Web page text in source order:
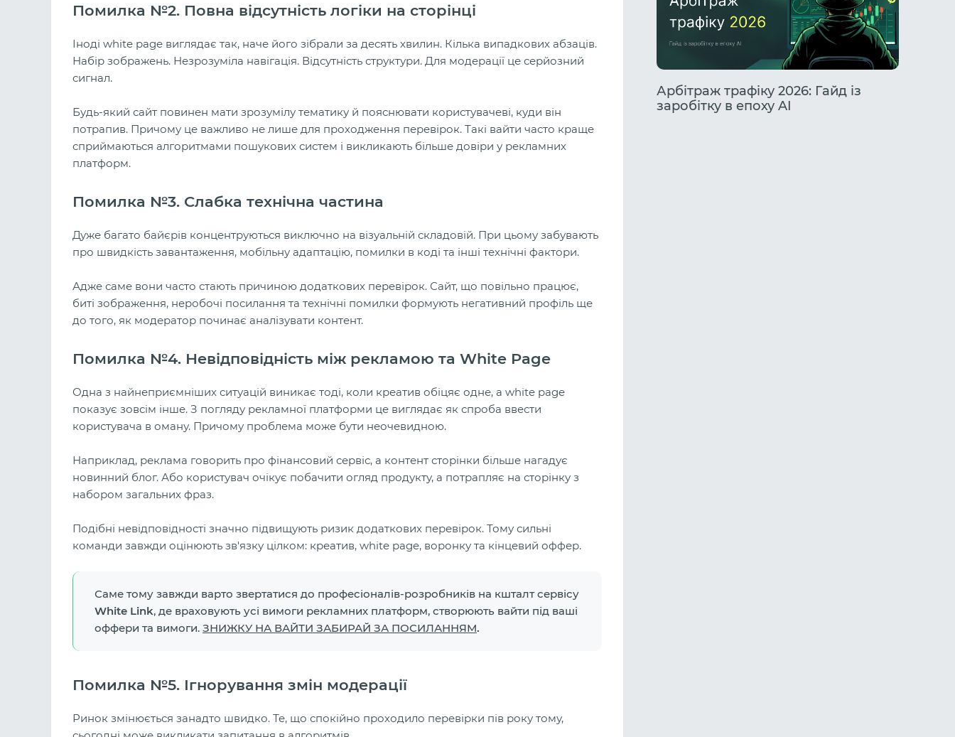
Помилка №2. Повна відсутність логіки на сторінці
Іноді white page виглядає так, наче його зібрали за десять хвилин. Кілька випадкових абзаців.
Набір зображень. Незрозуміла навігація. Відсутність структури. Для модерації це серйозний
сигнал.
Будь-який сайт повинен мати зрозумілу тематику й пояснювати користувачеві, куди він
потрапив. Причому це важливо не лише для проходження перевірок. Такі вайти часто краще
сприймаються алгоритмами пошукових систем і викликають більше довіри у рекламних
платформ.
Помилка №3. Слабка технічна частина
Дуже багато байєрів концентруються виключно на візуальній складовій. При цьому забувають
про швидкість завантаження, мобільну адаптацію, помилки в коді та інші технічні фактори.
Адже саме вони часто стають причиною додаткових перевірок. Сайт, що повільно працює,
биті зображення, неробочі посилання та технічні помилки формують негативний профіль ще
до того, як модератор починає аналізувати контент.
Помилка №4. Невідповідність між рекламою та White Page
Одна з найнеприємніших ситуацій виникає тоді, коли креатив обіцяє одне, а white page
показує зовсім інше. З погляду рекламної платформи це виглядає як спроба ввести
користувача в оману. Причому проблема може бути неочевидною.
Наприклад, реклама говорить про фінансовий сервіс, а контент сторінки більше нагадує
новинний блог. Або користувач очікує побачити огляд продукту, а потрапляє на сторінку з
набором загальних фраз.
Подібні невідповідності значно підвищують ризик додаткових перевірок. Тому сильні
команди завжди оцінюють зв'язку цілком: креатив, white page, воронку та кінцевий оффер.
Саме тому завжди варто звертатися до професіоналів-розробників на кшталт сервісу
White Link, де враховують усі вимоги рекламних платформ, створюють вайти під ваші
оффери та вимоги. ЗНИЖКУ НА ВАЙТИ ЗАБИРАЙ ЗА ПОСИЛАННЯМ.
Помилка №5. Ігнорування змін модерації
Ринок змінюється занадто швидко. Те, що спокійно проходило перевірки пів року тому,
Арбітраж трафіку 2026: Гайд із
заробітку в епоху AI